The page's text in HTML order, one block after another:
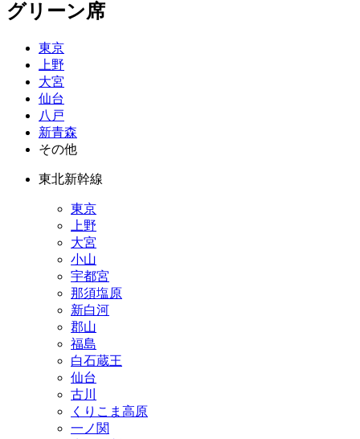
グリーン席
東京
上野
大宮
仙台
八戸
新青森
その他
東北新幹線
東京
上野
大宮
小山
宇都宮
那須塩原
新白河
郡山
福島
白石蔵王
仙台
古川
くりこま高原
一ノ関